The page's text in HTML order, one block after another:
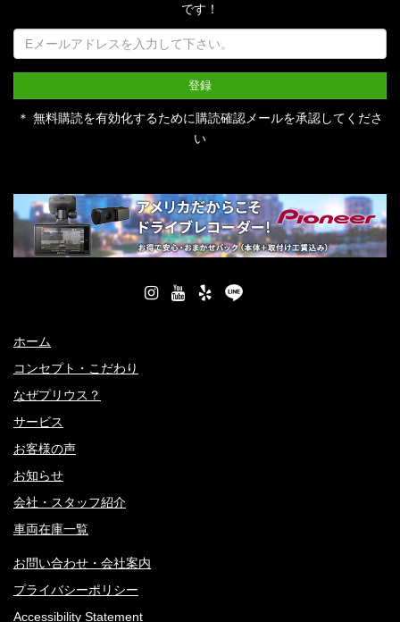
です！
＊ 無料購読を有効化するために購読確認メールを承認してくださ
い
ホーム
コンセプト・こだわり
なぜプリウス？
サービス
お客様の声
お知らせ
会社・スタッフ紹介
車両在庫一覧
お問い合わせ・会社案内
プライバシーポリシー
Accessibility Statement